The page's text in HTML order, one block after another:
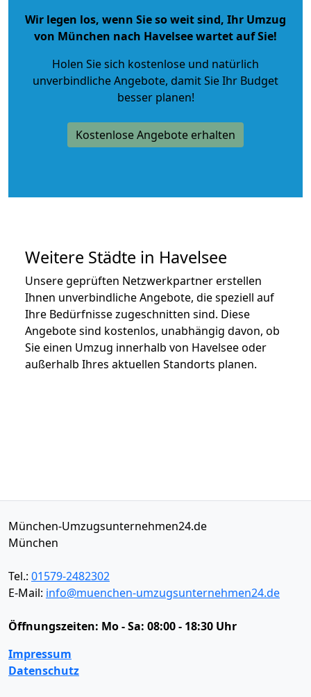
Wir legen los, wenn Sie so weit sind, Ihr Umzug
von München nach Havelsee wartet auf Sie!
Holen Sie sich kostenlose und natürlich
unverbindliche Angebote, damit Sie Ihr Budget
besser planen!
Kostenlose Angebote erhalten
Weitere Städte in Havelsee
Unsere geprüften Netzwerkpartner erstellen
Ihnen unverbindliche Angebote, die speziell auf
Ihre Bedürfnisse zugeschnitten sind. Diese
Angebote sind kostenlos, unabhängig davon, ob
Sie einen Umzug innerhalb von Havelsee oder
außerhalb Ihres aktuellen Standorts planen.
München-Umzugsunternehmen24.de
München
Tel.: 01579-2482302
E-Mail: info@muenchen-umzugsunternehmen24.de
Öffnungszeiten: Mo - Sa: 08:00 - 18:30 Uhr
Impressum
Datenschutz